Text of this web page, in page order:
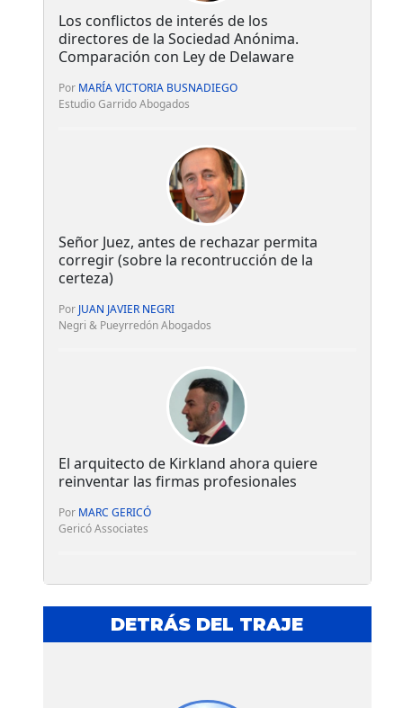
Los conflictos de interés de los
directores de la Sociedad Anónima.
Comparación con Ley de Delaware
Por MARÍA VICTORIA BUSNADIEGO
Estudio Garrido Abogados
Señor Juez, antes de rechazar permita
corregir (sobre la recontrucción de la
certeza)
Por JUAN JAVIER NEGRI
Negri & Pueyrredón Abogados
El arquitecto de Kirkland ahora quiere
reinventar las firmas profesionales
Por MARC GERICÓ
Gericó Associates
DETRÁS DEL TRAJE